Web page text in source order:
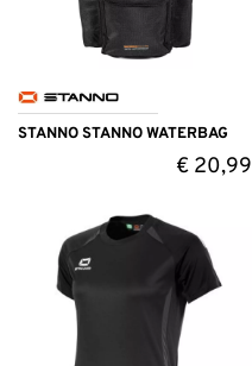
STANNO STANNO WATERBAG
€20,99